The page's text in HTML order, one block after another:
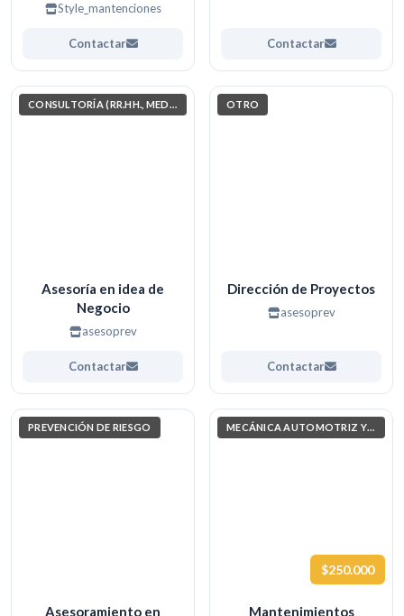
Style_mantenciones
Contactar Contactar
CONSULTORÍA (RR.HH., MEDIO AMBIENTE, INVESTIGACIÓN)
Asesoría en idea de
Negocio
asesoprev
Contactar
OTRO
Dirección de Proyectos
asesoprev
Contactar
PREVENCIÓN DE RIESGO
Asesoramiento en
MECÁNICA AUTOMOTRIZ Y AUTOTRÓNICA
$250.000
Mantenimientos